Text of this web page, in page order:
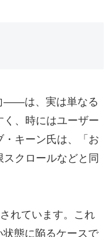
――は、実は単なる
く、時にはユーザー
キーン氏は、「お
クロールなどと同
れています。これ
態に陥るケースで